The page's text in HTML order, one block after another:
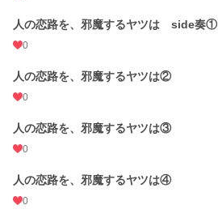
人の恋路を、邪魔するヤツは side奏①
0
人の恋路を、邪魔するヤツは②
0
人の恋路を、邪魔するヤツは③
0
人の恋路を、邪魔するヤツは④
0